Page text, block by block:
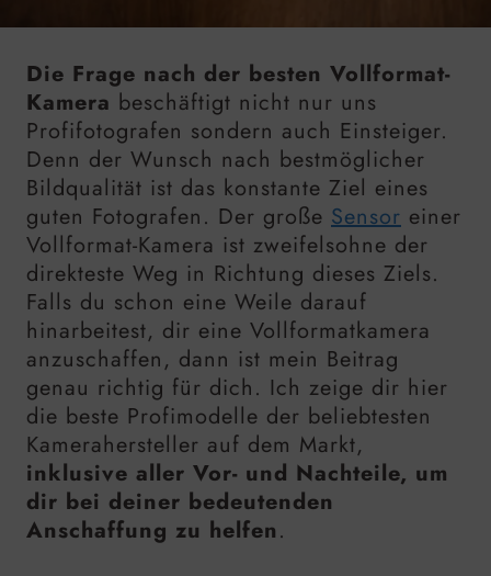
Die Frage nach der besten Vollformat-
Kamera beschäftigt nicht nur uns
Profifotografen sondern auch Einsteiger.
Denn der Wunsch nach bestmöglicher
Bildqualität ist das konstante Ziel eines
guten Fotografen. Der große Sensor einer
Vollformat-Kamera ist zweifelsohne der
direkteste Weg in Richtung dieses Ziels.
Falls du schon eine Weile darauf
hinarbeitest, dir eine Vollformatkamera
anzuschaffen, dann ist mein Beitrag
genau richtig für dich. Ich zeige dir hier
die beste Profimodelle der beliebtesten
Kamerahersteller auf dem Markt,
inklusive aller Vor- und Nachteile, um
dir bei deiner bedeutenden
Anschaffung zu helfen.